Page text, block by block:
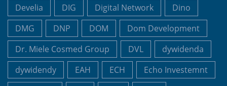
Develia
DIG Digital Network
Dino
DMG
DNP DOM
Dom Development
Dr. Miele Cosmed Group
DVL
dywidenda
dywidendy
EAH ECH
Echo Investemnt